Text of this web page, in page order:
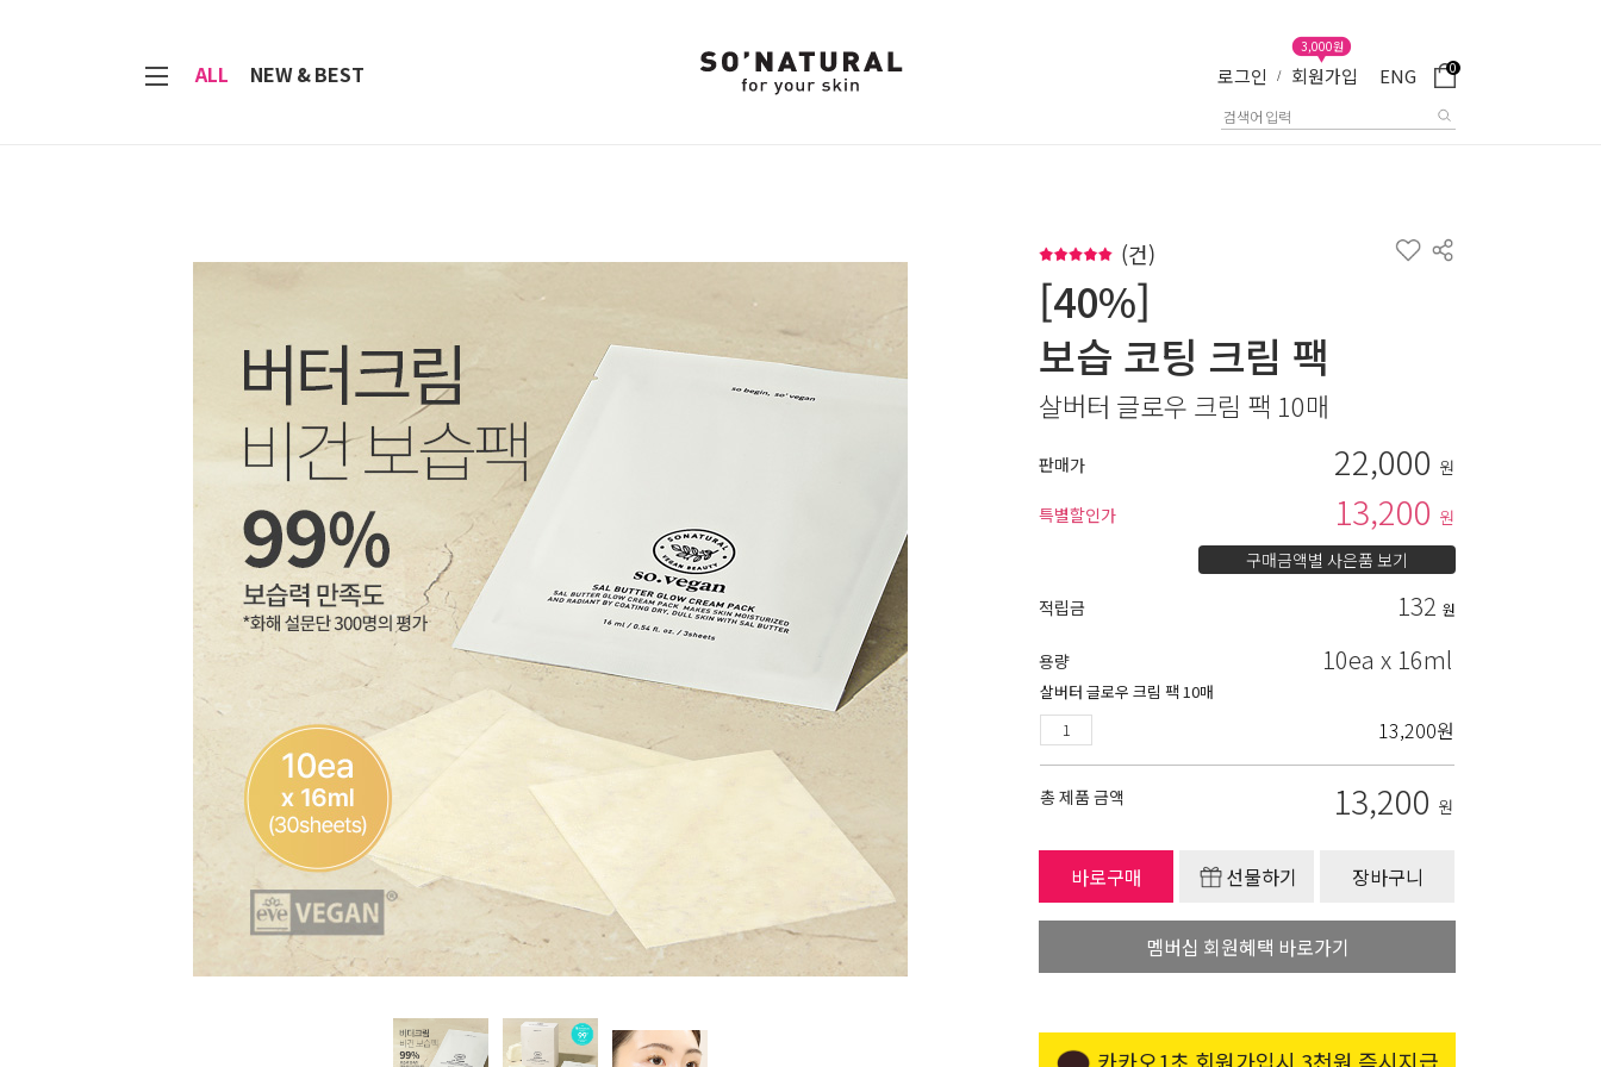
ALL NEW & BEST 로그인 / 회원가입
3,000원
ENG 0
(건)
[40%]
보습 코팅 크림 팩
살버터 글로우 크림 팩 10매
판매가 22,000 원
특별할인가
13,200 원
구매금액별 사은품 보기
적립금
132 원
용량 10ea x 16ml
살버터 글로우 크림 팩 10매
13,200원
총 제품 금액 13,200 원
바로구매 선물하기 장바구니
멤버십 회원혜택 바로가기